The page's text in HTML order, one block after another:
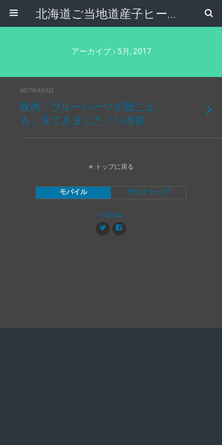
北海道ご当地道産子ヒーロー|舞神 双嵐龍(ソーランドラゴン)
アーカイブ › 5月, 2017
2017年5月5日
映画「ブルーハーツが聴こえ
る」見てきました！by水龍
トップに戻る
モバイル デスクトップ
YouTube